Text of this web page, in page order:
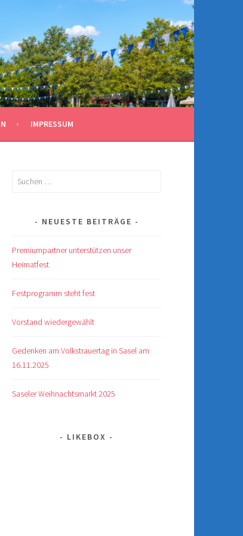
IMPRESSUM
Suchen
NEUESTE BEITRÄGE
Premiumpartner unterstützen unser
Heimatfest
Festprogramm steht fest
Vorstand wiedergewählt
Gedenken am Volkstrauertag in Sasel am
16.11.2025
Saseler Weihnachtsmarkt 2025
LIKEBOX